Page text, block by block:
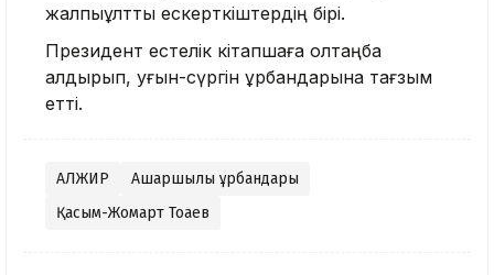
жалпыұлттық ескерткіштердің бірі.
Президент естелік кітапшаға қолтаңба
қалдырып, қуғын-сүргін құрбандарына тағзым
етті.
АЛЖИР
Ашаршылық құрбандары
Қасым-Жомарт Тоқаев